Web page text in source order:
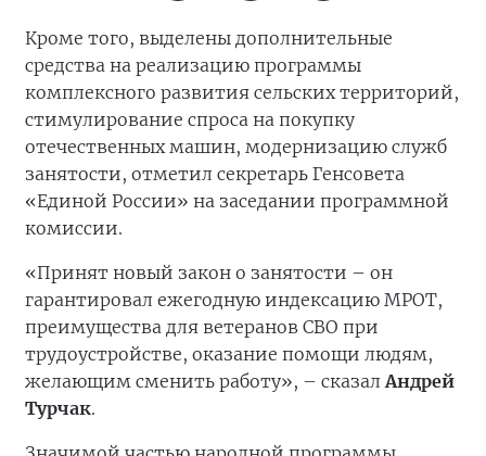
Кроме того, выделены дополнительные
средства на реализацию программы
комплексного развития сельских территорий,
стимулирование спроса на покупку
отечественных машин, модернизацию служб
занятости, отметил секретарь Генсовета
«Единой России» на заседании программной
комиссии.
«Принят новый закон о занятости – он
гарантировал ежегодную индексацию МРОТ,
преимущества для ветеранов СВО при
трудоустройстве, оказание помощи людям,
желающим сменить работу», – сказалАндрей
Турчак.